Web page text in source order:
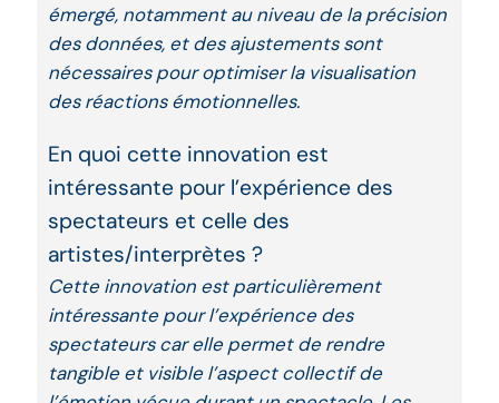
émergé, notamment au niveau de la précision
des données, et des ajustements sont
nécessaires pour optimiser la visualisation
des réactions émotionnelles.
En quoi cette innovation est
intéressante pour l’expérience des
spectateurs et celle des
artistes/interprètes ?
Cette innovation est particulièrement
intéressante pour l’expérience des
spectateurs car elle permet de rendre
tangible et visible l’aspect collectif de